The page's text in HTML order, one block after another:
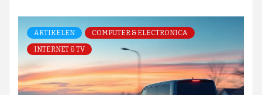
ARTIKELEN
COMPUTER & ELECTRONICA
INTERNET & TV